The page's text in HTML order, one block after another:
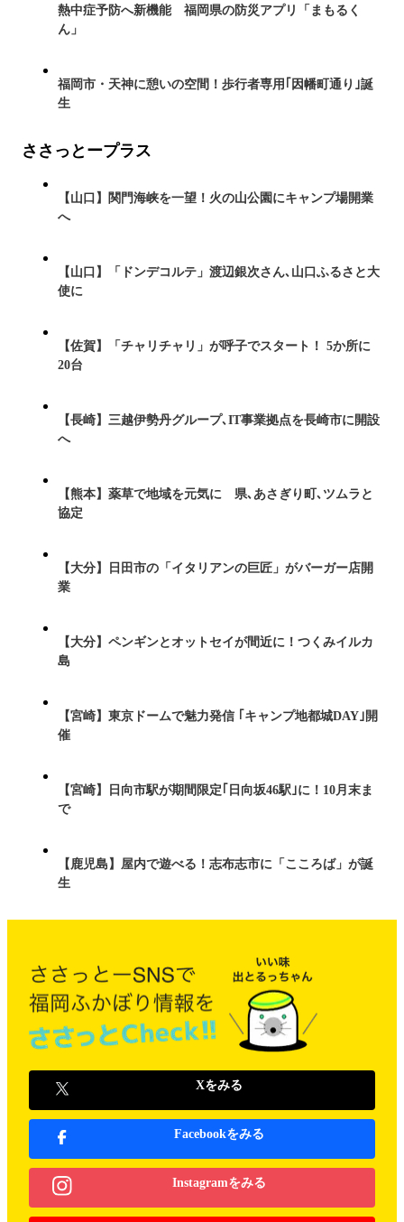
熱中症予防へ新機能 福岡県の防災アプリ「まもるく
ん」
福岡市・天神に憩いの空間！歩行者専用｢因幡町通り｣誕
生
ささっとープラス
【山口】関門海峡を一望！火の山公園にキャンプ場開業
へ
【山口】「ドンデコルテ」渡辺銀次さん､山口ふるさと大
使に
【佐賀】「チャリチャリ」が呼子でスタート！ 5か所に
20台
【長崎】三越伊勢丹グループ､IT事業拠点を長崎市に開設
へ
【熊本】薬草で地域を元気に 県､あさぎり町､ツムラと
協定
【大分】日田市の「イタリアンの巨匠」がバーガー店開
業
【大分】ペンギンとオットセイが間近に！つくみイルカ
島
【宮崎】東京ドームで魅力発信 ｢キャンプ地都城DAY｣開
催
【宮崎】日向市駅が期間限定｢日向坂46駅｣に！10月末ま
で
【鹿児島】屋内で遊べる！志布志市に「こころば」が誕
生
Xをみる
Facebookをみる
Instagramをみる